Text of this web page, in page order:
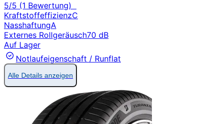
5/5 (1 Bewertung)
KraftstoffeffizienzC
NasshaftungA
Externes Rollgeräusch70 dB
Auf Lager
Notlaufeigenschaft / Runflat
Alle Details anzeigen